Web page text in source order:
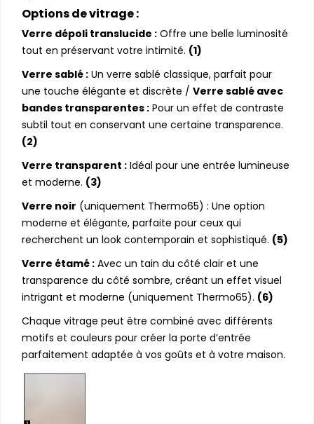
Options de vitrage :
Verre dépoli translucide : Offre une belle luminosité
tout en préservant votre intimité. (1)
Verre sablé : Un verre sablé classique, parfait pour
une touche élégante et discrète / Verre sablé avec
bandes transparentes : Pour un effet de contraste
subtil tout en conservant une certaine transparence.
(2)
Verre transparent : Idéal pour une entrée lumineuse
et moderne. (3)
Verre noir (uniquement Thermo65) : Une option
moderne et élégante, parfaite pour ceux qui
recherchent un look contemporain et sophistiqué. (5)
Verre étamé : Avec un tain du côté clair et une
transparence du côté sombre, créant un effet visuel
intrigant et moderne (uniquement Thermo65). (6)
Chaque vitrage peut être combiné avec différents
motifs et couleurs pour créer la porte d’entrée
parfaitement adaptée à vos goûts et à votre maison.